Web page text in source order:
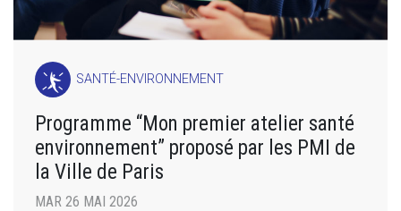
SANTÉ-ENVIRONNEMENT
Programme “Mon premier atelier santé
environnement” proposé par les PMI de
la Ville de Paris
MAR 26 MAI 2026